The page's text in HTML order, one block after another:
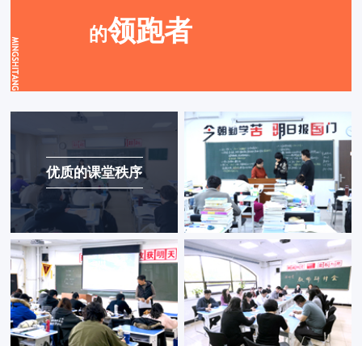
的领跑者
优质的课堂秩序
课后及时答疑解惑
张老师——语文教师